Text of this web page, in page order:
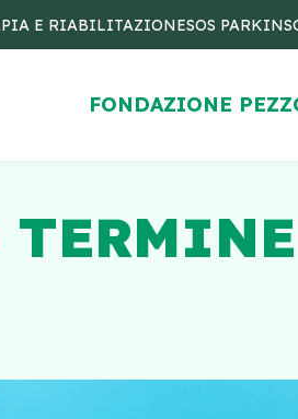
E RIABILITAZIONESOS
FONDAZIONE